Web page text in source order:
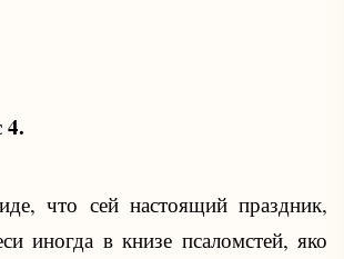
4.
что сей настоящий праздник,
иногда в книзе псаломстей, яко